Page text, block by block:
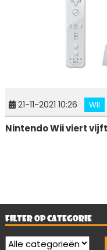
21-11-2021 10:26 WII
Nintendo Wii viert
FILTER OP CATEGORIE